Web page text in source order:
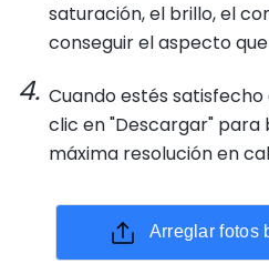
saturación, el brillo, el
conseguir el aspecto
Cuando estés
clic en "Descargar" para
máxima resolución en
Arreglar fotos